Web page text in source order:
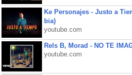
Ke Personajes - Justo a
bia)
youtube.com
Rels B, Morad - NO TE
youtube.com